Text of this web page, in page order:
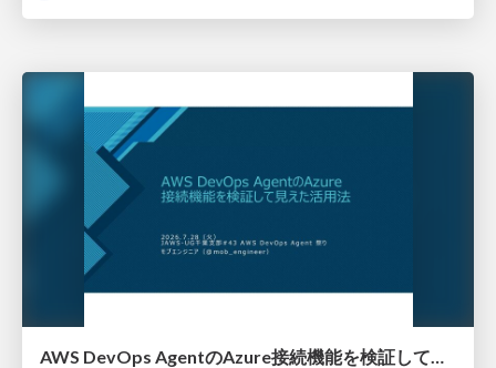
AWS DevOps AgentのAzure接続機能を検証して見えた活用法／Use Cases Verified for the AWS DevOps Agent's Azure Connectivity Feature